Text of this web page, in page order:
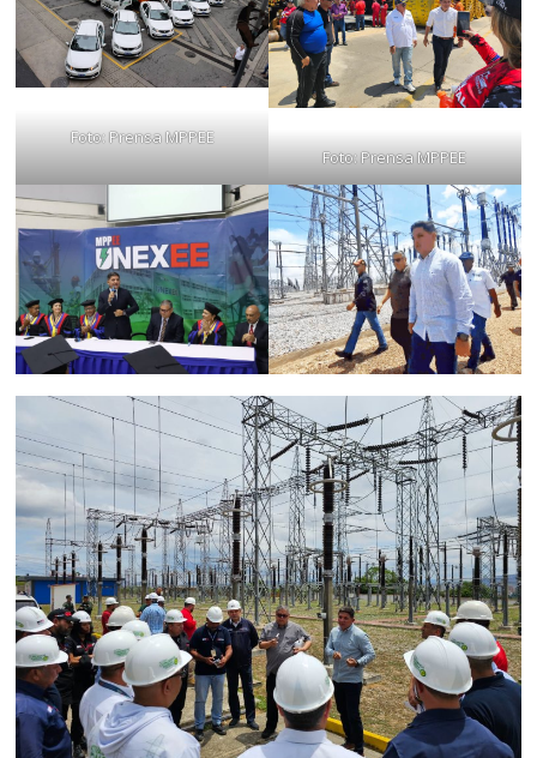
Foto: Prensa MPPEE
Foto: Prensa MPPEE